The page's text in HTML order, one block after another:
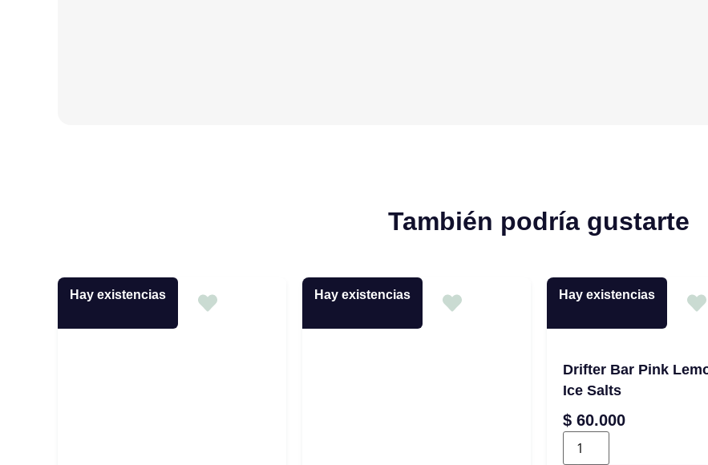
También podría gustarte
Hay existencias Hay existencias Hay existencias
Drifter Bar Pink
Ice Salts
$ 60.000